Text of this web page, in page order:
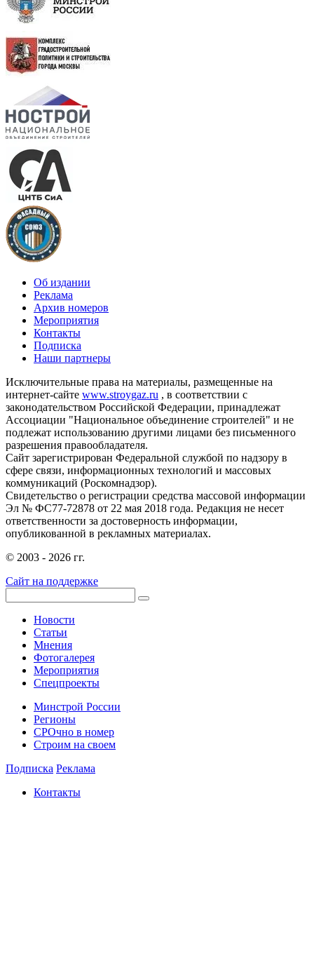
Об издании
Реклама
Архив номеров
Мероприятия
Контакты
Подписка
Наши партнеры
Исключительные права на материалы, размещенные на
интернет-сайте www.stroygaz.ru , в соответствии с
законодательством Российской Федерации, принадлежат
Ассоциации "Национальное объединение строителей" и не
подлежат использованию другими лицами без письменного
разрешения правообладателя.
Сайт зарегистрирован Федеральной службой по надзору в
сфере связи, информационных технологий и массовых
коммуникаций (Роскомнадзор).
Свидетельство о регистрации средства массовой информации
Эл № ФС77-72878 от 22 мая 2018 года. Редакция не несет
ответственности за достоверность информации,
опубликованной в рекламных материалах.
© 2003 - 2026 гг.
Сайт на поддержке
Новости
Статьи
Мнения
Фотогалерея
Мероприятия
Спецпроекты
Минстрой России
Регионы
СРОчно в номер
Строим на своем
Подписка Реклама
Контакты